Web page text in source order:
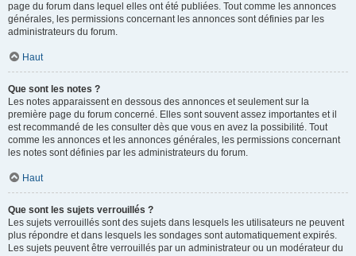
page du forum dans lequel elles ont été publiées. Tout comme les annonces
générales, les permissions concernant les annonces sont définies par les
administrateurs du forum.
Haut
Que sont les notes ?
Les notes apparaissent en dessous des annonces et seulement sur la
première page du forum concerné. Elles sont souvent assez importantes et il
est recommandé de les consulter dès que vous en avez la possibilité. Tout
comme les annonces et les annonces générales, les permissions concernant
les notes sont définies par les administrateurs du forum.
Haut
Que sont les sujets verrouillés ?
Les sujets verrouillés sont des sujets dans lesquels les utilisateurs ne peuvent
plus répondre et dans lesquels les sondages sont automatiquement expirés.
Les sujets peuvent être verrouillés par un administrateur ou un modérateur du